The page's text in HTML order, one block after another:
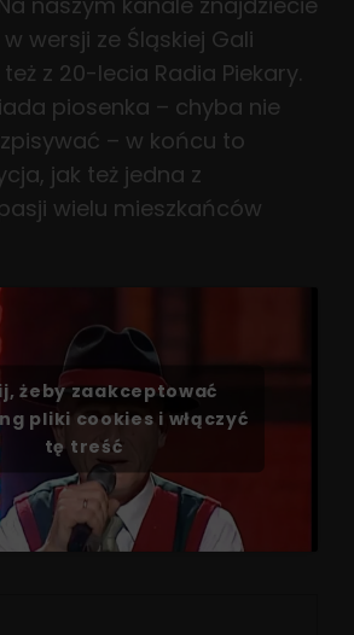
wersji ze Śląskiej Gali
z 20-lecia Radia Piekary.
piosenka – chyba nie
– w końcu to
jak też jedna z
wielu mieszkańców
żeby zaakceptować
pliki cookies i włączyć
tę treść